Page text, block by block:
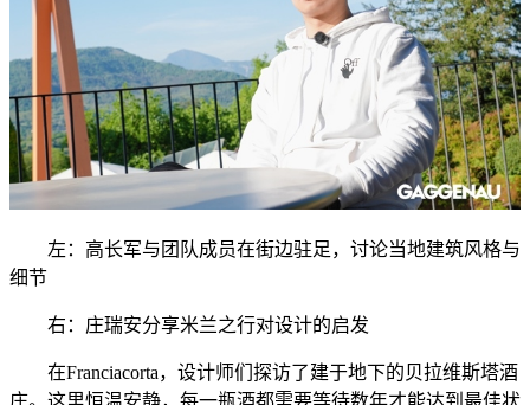
左：高长军与团队成员在街边驻足，讨论当地建筑风格与
细节
右：庄瑞安分享米兰之行对设计的启发
在Franciacorta，设计师们探访了建于地下的贝拉维斯塔酒